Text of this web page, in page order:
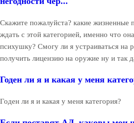
Скажите пожалуйста? какие жизненные
ждать с этой категорией, именно что
психушку? Смогу ли я устраиваться на
получить лицензию на оружие ну и так
Годен ли я и какая у меня
Годен ли я и какая у меня категория?